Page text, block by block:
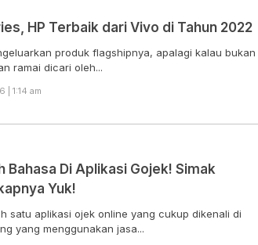
HP Terbaik dari Vivo di Tahun 2022
produk flagshipnya, apalagi kalau bukan
ramai dicari oleh...
1:14 am
Bahasa Di Aplikasi Gojek! Simak
Yuk!
satu aplikasi ojek online yang cukup dikenali di
yang menggunakan jasa...